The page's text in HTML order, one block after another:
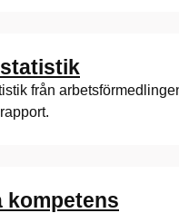
från
kompetens